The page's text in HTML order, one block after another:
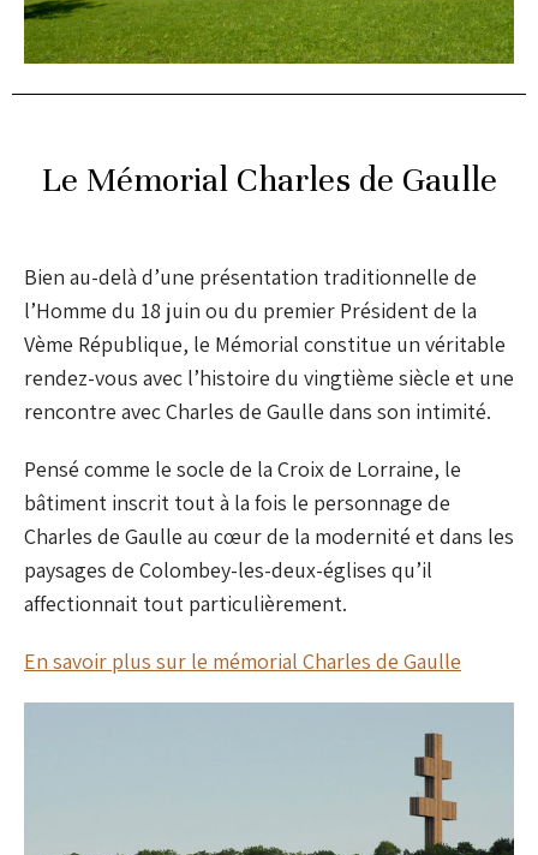
Le Mémorial Charles de Gaulle
Bien au-delà d’une présentation traditionnelle de
l’Homme du 18 juin ou du premier Président de la
Vème République, le Mémorial constitue un véritable
rendez-vous avec l’histoire du vingtième siècle et une
rencontre avec Charles de Gaulle dans son intimité.
Pensé comme le socle de la Croix de Lorraine, le
bâtiment inscrit tout à la fois le personnage de
Charles de Gaulle au cœur de la modernité et dans les
paysages de Colombey-les-deux-églises qu’il
affectionnait tout particulièrement.
En savoir plus sur le mémorial Charles de Gaulle